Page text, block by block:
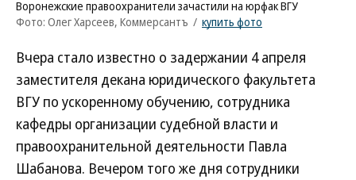
Воронежские правоохранители зачастили на юрфак ВГУ
Фото: Олег Харсеев, Коммерсантъ / купить фото
Вчера стало известно о задержании 4 апреля
заместителя декана юридического факультета
ВГУ по ускоренному обучению, сотрудника
кафедры организации судебной власти и
правоохранительной деятельности Павла
Шабанова. Вечером того же дня сотрудники